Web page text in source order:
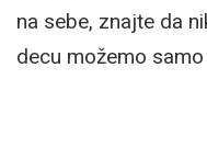
na sebe, znajte da
decu možemo samo